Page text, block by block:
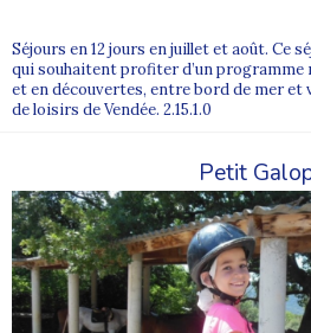
Séjours en 12 jours en juillet et août. Ce
qui souhaitent profiter d’un
et en découvertes, entre bord de mer et
de loisirs de Vendée. 2.15.1.0
Petit